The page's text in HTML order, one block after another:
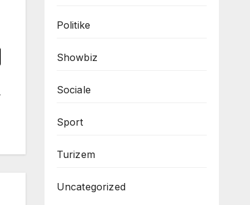
Politike
Showbiz
Sociale
Sport
Turizem
Uncategorized